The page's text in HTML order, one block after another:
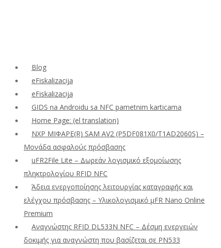
Blog
eFiskalizacija
eFiskalizacija
GIDS na Androidu sa NFC pametnim karticama
Home Page: (el translation)
NXP ΜΙΦΑΡΕ(R) SAM AV2 (P5DF081X0/T1AD2060S) –
Μονάδα ασφαλούς πρόσβασης
uFR2File Lite – Δωρεάν λογισμικό εξομοίωσης
πληκτρολογίου RFID NFC
Άδεια ενεργοποίησης λειτουργίας καταγραφής και
ελέγχου πρόσβασης – Υλικολογισμικό μFR Nano Online
Premium
Αναγνώστης RFID DL533N NFC – Δέσμη ενεργειών
δοκιμής για αναγνώστη που βασίζεται σε PN533